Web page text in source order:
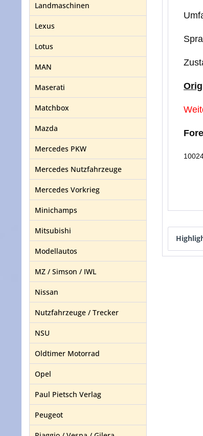
Landmaschinen
Lexus
Lotus
MAN
Maserati
Matchbox
Mazda
Mercedes PKW
Mercedes Nutzfahrzeuge
Mercedes Vorkrieg
Minichamps
Mitsubishi
Modellautos
MZ / Simson / IWL
Nissan
Nutzfahrzeuge / Trecker
NSU
Oldtimer Motorrad
Opel
Paul Pietsch Verlag
Peugeot